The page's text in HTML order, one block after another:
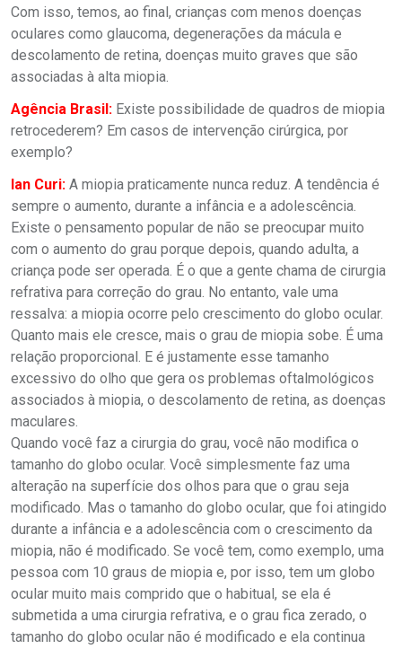
Com isso, temos, ao final, crianças com menos doenças
oculares como glaucoma, degenerações da mácula e
descolamento de retina, doenças muito graves que são
associadas à alta miopia.
Agência Brasil: Existe possibilidade de quadros de miopia
retrocederem? Em casos de intervenção cirúrgica, por
exemplo?
Ian Curi: A miopia praticamente nunca reduz. A tendência é
sempre o aumento, durante a infância e a adolescência.
Existe o pensamento popular de não se preocupar muito
com o aumento do grau porque depois, quando adulta, a
criança pode ser operada. É o que a gente chama de cirurgia
refrativa para correção do grau. No entanto, vale uma
ressalva: a miopia ocorre pelo crescimento do globo ocular.
Quanto mais ele cresce, mais o grau de miopia sobe. É uma
relação proporcional. E é justamente esse tamanho
excessivo do olho que gera os problemas oftalmológicos
associados à miopia, o descolamento de retina, as doenças
maculares.
Quando você faz a cirurgia do grau, você não modifica o
tamanho do globo ocular. Você simplesmente faz uma
alteração na superfície dos olhos para que o grau seja
modificado. Mas o tamanho do globo ocular, que foi atingido
durante a infância e a adolescência com o crescimento da
miopia, não é modificado. Se você tem, como exemplo, uma
pessoa com 10 graus de miopia e, por isso, tem um globo
ocular muito mais comprido que o habitual, se ela é
submetida a uma cirurgia refrativa, e o grau fica zerado, o
tamanho do globo ocular não é modificado e ela continua